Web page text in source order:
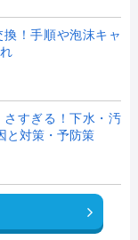
！手順や泡沫キャ
すぎる！下水・汚
と対策・予防策